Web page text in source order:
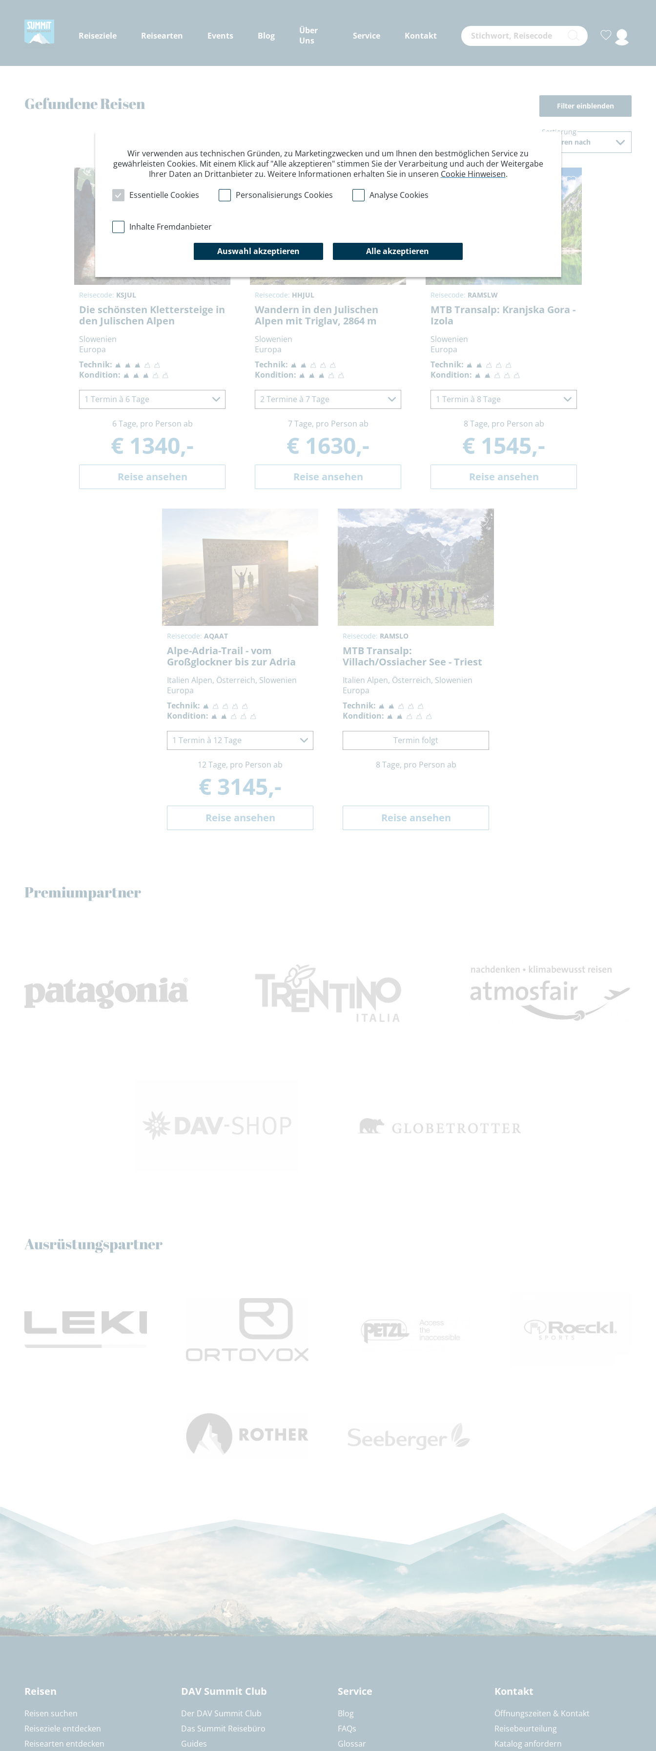
Reiseziele Reisearten Events Blog
Über
Uns
Service Kontakt
Gefundene Reisen Filter einblenden
Sortierung
Sortieren nach
Reisecode: KSJUL
Die schönsten Klettersteige in
den Julischen Alpen
Slowenien
Europa
Technik:
Kondition:
1 Termin à 6 Tage
6 Tage, pro Person ab
€ 1340,-
Reise ansehen
Reisecode: HHJUL
Wandern in den Julischen
Alpen mit Triglav, 2864 m
Slowenien
Europa
Technik:
Kondition:
2 Termine à 7 Tage
7 Tage, pro Person ab
€ 1630,-
Reise ansehen
Reisecode: RAMSLW
MTB Transalp: Kranjska Gora -
Izola
Slowenien
Europa
Technik:
Kondition:
1 Termin à 8 Tage
8 Tage, pro Person ab
€ 1545,-
Reise ansehen
Reisecode: AQAAT
Alpe-Adria-Trail - vom
Großglockner bis zur Adria
Italien Alpen, Österreich, Slowenien
Europa
Technik:
Kondition:
1 Termin à 12 Tage
12 Tage, pro Person ab
€ 3145,-
Reise ansehen
Reisecode: RAMSLO
MTB Transalp:
Villach/Ossiacher See - Triest
Italien Alpen, Österreich, Slowenien
Europa
Technik:
Kondition:
Termin folgt
8 Tage, pro Person ab
Reise ansehen
Premiumpartner
Ausrüstungspartner
Reisen
Reisen suchen
Reiseziele entdecken
Reisearten entdecken
DAV Summit Club
Der DAV Summit Club
Das Summit Reisebüro
Guides
Service
Blog
FAQs
Glossar
Kontakt
Öffnungszeiten & Kontakt
Reisebeurteilung
Katalog anfordern
Wir verwenden aus technischen Gründen, zu Marketingzwecken und um Ihnen den bestmöglichen Service zu
gewährleisten Cookies. Mit einem Klick auf "Alle akzeptieren" stimmen Sie der Verarbeitung und auch der Weitergabe
Ihrer Daten an Drittanbieter zu. Weitere Informationen erhalten Sie in unseren Cookie Hinweisen.
Essentielle Cookies
Personalisierungs Cookies Analyse Cookies
Inhalte Fremdanbieter
Auswahl akzeptieren Alle akzeptieren